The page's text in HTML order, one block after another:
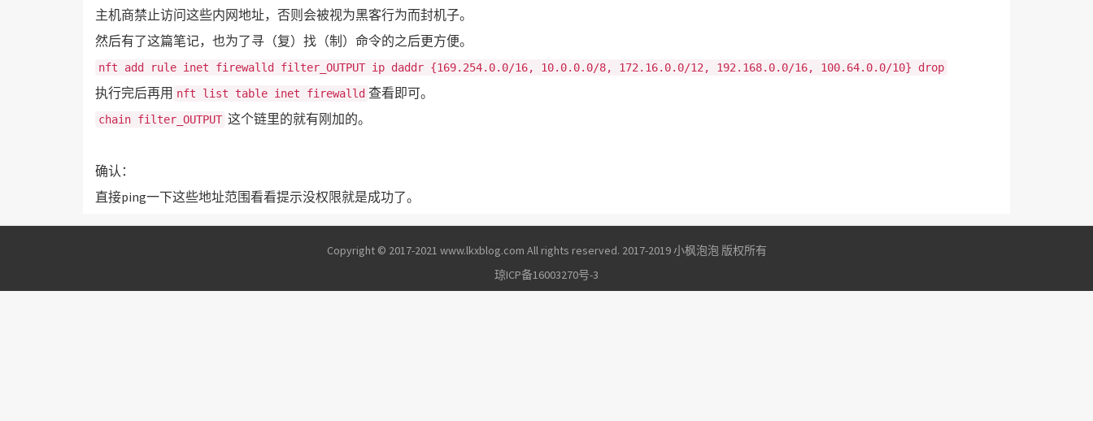
主机商禁止访问这些内网地址，否则会被视为黑客行为而封机子。
然后有了这篇笔记，也为了寻（复）找（制）命令的之后更方便。
nft add rule inet firewalld filter_OUTPUT ip daddr {169.254.0.0/16, 10.0.0.0/8, 172.16.0.0/12, 192.168.0.0/16, 100.64.0.0/10} drop
执行完后再用 nft list table inet firewalld 查看即可。
chain filter_OUTPUT 这个链里的就有刚加的。
确认：
直接ping一下这些地址范围看看提示没权限就是成功了。
Copyright © 2017-2021 www.lkxblog.com All rights reserved. 2017-2019 小枫泡泡 版权所有
琼ICP备16003270号-3